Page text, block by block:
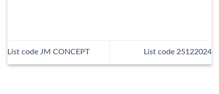
List code JM CONCEPT List code 25122024